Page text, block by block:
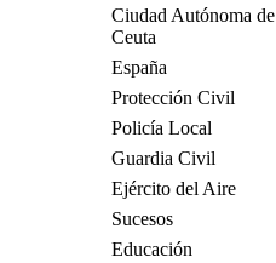
Ciudad Autónoma de
Ceuta
España
Protección Civil
Policía Local
Guardia Civil
Ejército del Aire
Sucesos
Educación